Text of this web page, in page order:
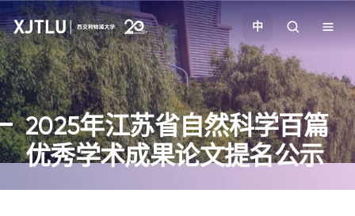
教学
招生
中
2025年江苏省自然科学百篇
优秀学术成果论文提名公示